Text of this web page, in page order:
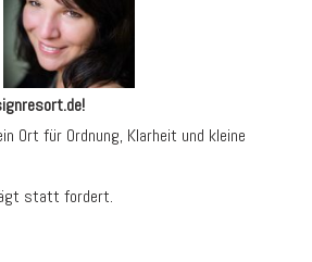
Ort für Ordnung, Klarheit und kleine
statt fordert.